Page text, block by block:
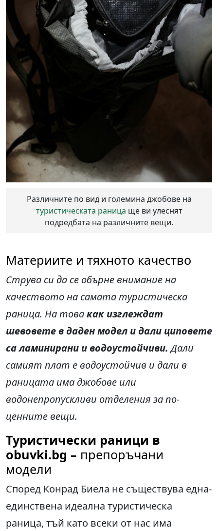
Различните по вид и големина джобове на
туристическата раница ще ви улеснят
подредбата на различните вещи.
Материите и тяхното качество
Струва си да се обърне внимание на
качеството на самата туристическа
раница. На товакак изглеждат
шевовете в даден модел и дали циповете
са ламинирани и водоустойчиви. Дали
самият плат е водоустойчив и дали в
раницата има джобове или
водонепропускливи отделения за по-
ценните вещи.
Туристически раници в
obuvki.bg – препоръчани
модели
Според Конрад Биела не съществува една-
единствена идеална туристическа
раница, тъй като всеки от нас има